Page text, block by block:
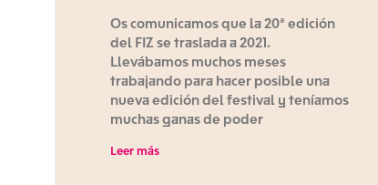
Os comunicamos que la 20ª edición
del FIZ se traslada a 2021.
Llevábamos muchos meses
trabajando para hacer posible una
nueva edición del festival y teníamos
muchas ganas de poder
Leer más